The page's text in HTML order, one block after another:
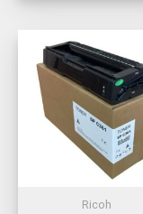
Ricoh